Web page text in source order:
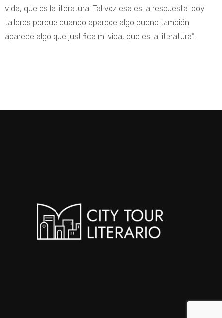
vida, que es la literatura. Tal vez esa es la respuesta: doy
talleres porque cuando aparece algo bueno también
aparece algo que justifica mi vida, que es la literatura”.